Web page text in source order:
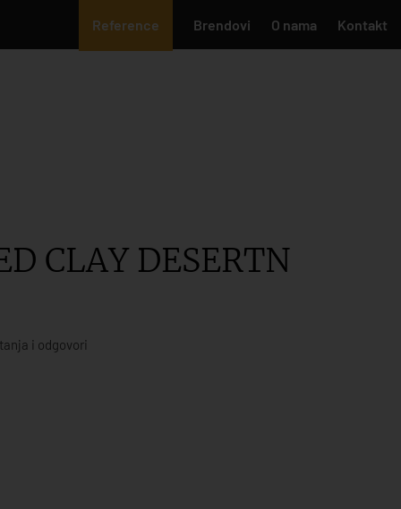
Reference Brendovi O nama Kontakt
CLAY DESERTN
i odgovori